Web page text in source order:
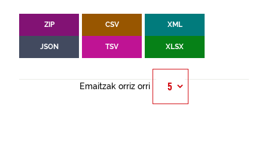
ZIP CSV XML
JSON TSV XLSX
Emaitzak orriz orri